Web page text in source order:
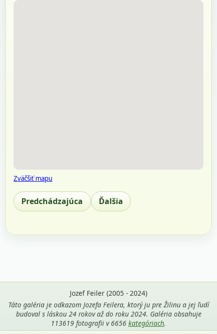
Zväčšiť mapu
Predchádzajúca Ďalšia
Jozef Feiler (2005 - 2024)
Táto galéria je odkazom Jozefa Feilera, ktorý ju pre Žilinu a jej ľudí
budoval s láskou 24 rokov až do roku 2024. Galéria obsahuje
113619 fotografii v 6656 kategóriach.